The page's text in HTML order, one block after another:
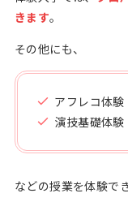
きます。
その他にも、
アフレコ体験
演技基礎体験
などの授業を体験で